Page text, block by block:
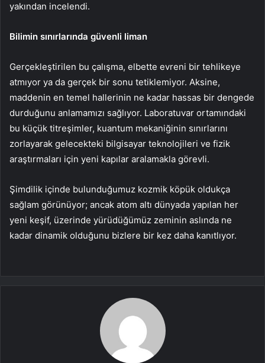
yakından incelendi.
Bilimin sınırlarında güvenli liman
Gerçekleştirilen bu çalışma, elbette evreni bir tehlikeye
atmıyor ya da gerçek bir sonu tetiklemiyor. Aksine,
maddenin en temel hallerinin ne kadar hassas bir dengede
durduğunu anlamamızı sağlıyor. Laboratuvar ortamındaki
bu küçük titreşimler, kuantum mekaniğinin sınırlarını
zorlayarak gelecekteki bilgisayar teknolojileri ve fizik
araştırmaları için yeni kapılar aralamakla görevli.
Şimdilik içinde bulunduğumuz kozmik köpük oldukça
sağlam görünüyor; ancak atom altı dünyada yapılan her
yeni keşif, üzerinde yürüdüğümüz zeminin aslında ne
kadar dinamik olduğunu bizlere bir kez daha kanıtlıyor.